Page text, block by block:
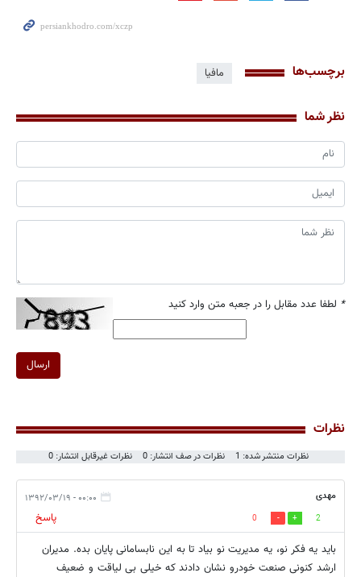
برچسب‌ها مافیا
نظر شما
* لطفا عدد مقابل را در جعبه متن وارد کنید
ارسال
نظرات
نظرات منتشر شده: 1 نظرات در صف انتشار: 0 نظرات غیرقابل انتشار: 0
مهدی ۰۰:۰۰ - ۱۳۹۲/۰۳/۱۹
2
0
پاسخ
باید یه فکر نو، یه مدیریت نو بیاد تا به این نابسامانی پایان بده. مدیران
ارشد کنونی صنعت خودرو نشان دادند که خیلی بی لیاقت و ضعیف